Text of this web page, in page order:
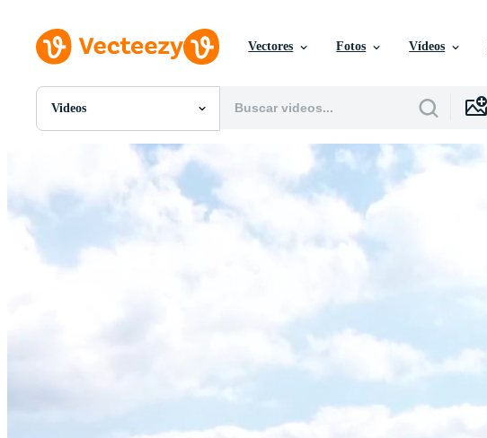
Vectores Fotos Vídeos
Videos
Todas Imágenes